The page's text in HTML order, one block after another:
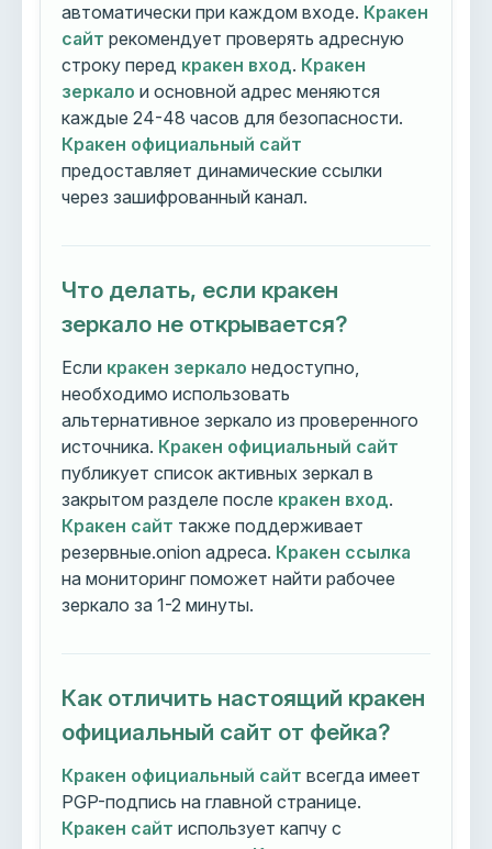
автоматически при каждом входе. Кракен
сайт рекомендует проверять адресную
строку перед кракен вход. Кракен
зеркало и основной адрес меняются
каждые 24-48 часов для безопасности.
Кракен официальный сайт
предоставляет динамические ссылки
через зашифрованный канал.
Что делать, если кракен
зеркало не открывается?
Если кракен зеркало недоступно,
необходимо использовать
альтернативное зеркало из проверенного
источника. Кракен официальный сайт
публикует список активных зеркал в
закрытом разделе после кракен вход.
Кракен сайт также поддерживает
резервные.onion адреса. Кракен ссылка
на мониторинг поможет найти рабочее
зеркало за 1-2 минуты.
Как отличить настоящий кракен
официальный сайт от фейка?
Кракен официальный сайт всегда имеет
PGP-подпись на главной странице.
Кракен сайт использует капчу с